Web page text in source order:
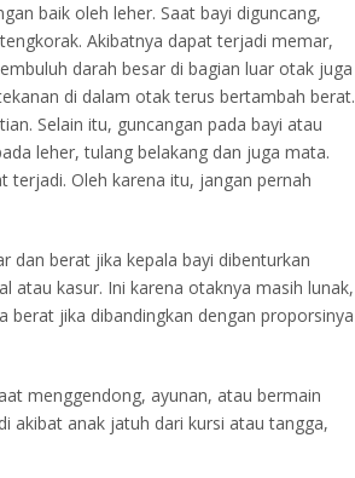
baik oleh leher. Saat bayi diguncang,
Akibatnya dapat terjadi memar,
darah besar di bagian luar otak juga
di dalam otak terus bertambah berat.
Selain itu, guncangan pada bayi atau
leher, tulang belakang dan juga mata.
terjadi. Oleh karena itu, jangan pernah
dan berat jika kepala bayi dibenturkan
atau kasur. Ini karena otaknya masih lunak,
berat jika dibandingkan dengan proporsinya
menggendong, ayunan, atau bermain
akibat anak jatuh dari kursi atau tangga,